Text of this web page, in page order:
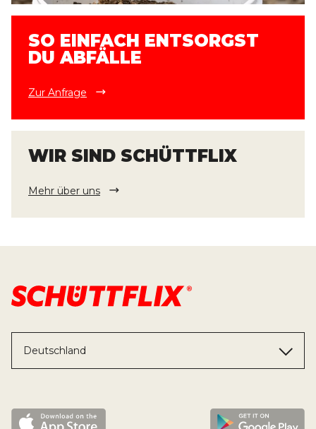
SO EINFACH ENTSORGST
DU ABFÄLLE
Zur Anfrage
WIR SIND SCHÜTTFLIX
Mehr über uns
Deutschland